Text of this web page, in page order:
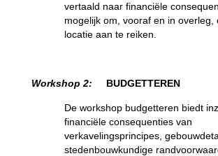
vertaald naar financiële
mogelijk om, vooraf en in overleg,
locatie aan te reiken.
Workshop 2: BUDGETTEREN
De workshop budgetteren biedt
financiële consequenties van
verkavelingsprincipes,
stedenbouwkundige